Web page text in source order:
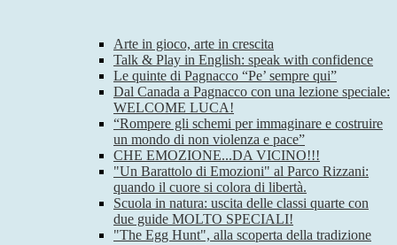
Arte in gioco, arte in crescita
Talk & Play in English: speak with confidence
Le quinte di Pagnacco “Pe’ sempre qui”
Dal Canada a Pagnacco con una lezione speciale:
WELCOME LUCA!
“Rompere gli schemi per immaginare e costruire
un mondo di non violenza e pace”
CHE EMOZIONE...DA VICINO!!!
"Un Barattolo di Emozioni" al Parco Rizzani:
quando il cuore si colora di libertà.
Scuola in natura: uscita delle classi quarte con
due guide MOLTO SPECIALI!
"The Egg Hunt", alla scoperta della tradizione